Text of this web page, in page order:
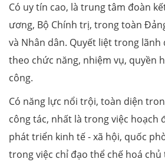
Có uy tín cao, là trung tâm đoàn
ương, Bộ Chính trị, trong toàn
và Nhân dân. Quyết liệt trong lãnh
theo chức năng, nhiệm vụ, quyền
công.
Có năng lực nổi trội, toàn diện
công tác, nhất là trong việc hoạch
phát triển kinh tế - xã hội, quốc
trong việc chỉ đạo thể chế hoá